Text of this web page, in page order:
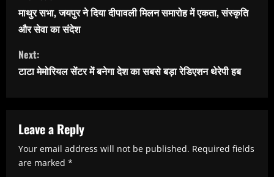
o
n
t
i
e
R
e
माथुर सभा, जयपुर ने दिया दीपावली मिलन समारोह में एकता, संस्कृति
और सेवा का संदेश
Next:
टाटा मेमोरियल सेंटर में बनेगा देश का सबसे बड़ा रेडिएशन थेरेपी हब
Leave a Reply
Your email address will not be published. Required fields
are marked *